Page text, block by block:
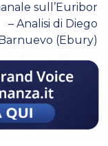
sull’Euribor
– Analisi di Diego
Barnuevo (Ebury)